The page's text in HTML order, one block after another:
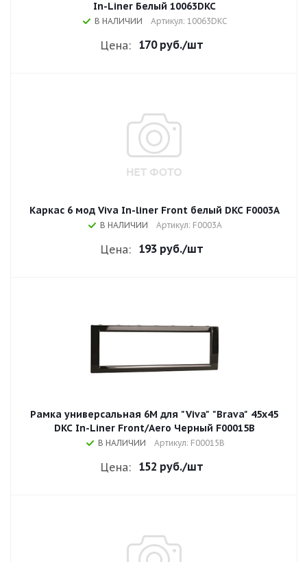
In-Liner Белый 10063DKC
В НАЛИЧИИ Артикул: 10063DKC
Цена: 170 руб./шт
Каркас 6 мод Viva In-liner Front белый DKC F0003A
В НАЛИЧИИ Артикул: F0003A
Цена: 193 руб./шт
Рамка универсальная 6М для "Viva" "Brava" 45x45
DKC In-Liner Front/Aero Черный F00015B
В НАЛИЧИИ Артикул: F00015B
Цена: 152 руб./шт